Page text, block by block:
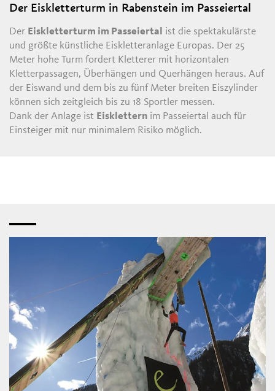
Der Eiskletterturm in Rabenstein im Passeiertal
Der Eiskletterturm im Passeiertal
ist die spektakulärste
und größte künstliche Eiskletteranlage Europas. Der 25
Meter hohe Turm fordert Kletterer mit horizontalen
Kletterpassagen, Überhängen und Querhängen heraus. Auf
der Eiswand und dem bis zu fünf Meter breiten Eiszylinder
können sich zeitgleich bis zu 18 Sportler messen.
Dank der Anlage ist Eisklettern im Passeiertal auch für
Einsteiger mit nur minimalem Risiko möglich.